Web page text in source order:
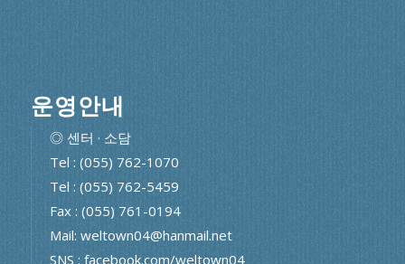
운영안내
◎ 센터 · 소담
Tel : (055) 762-1070
Tel : (055) 762-5459
Fax : (055) 761-0194
Mail: weltown04@hanmail.net
SNS : facebook.com/weltown04